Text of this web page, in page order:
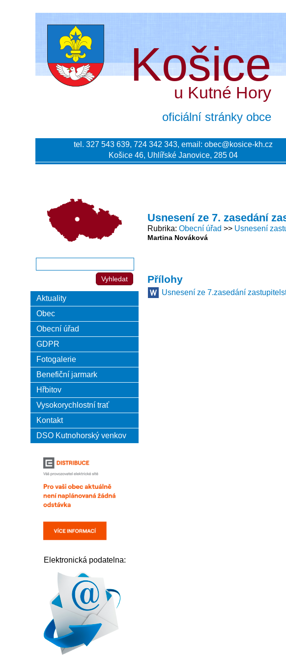
Košice
u Kutné Hory
oficiální stránky obce
tel. 327 543 639, 724 342 343, email: obec@kosice-kh.cz
Košice 46, Uhlířské Janovice, 285 04
Usnesení ze 7. zasedání
Rubrika Obecní úřad Usnesení
Martina Nováková
Přílohy
Usnesení ze 7.zasedání
Aktuality
Obec
Obecní úřad
GDPR
Fotogalerie
Benefiční jarmark
Hřbitov
Vysokorychlostní trať
Kontakt
DSO Kutnohorský venkov
Elektronická podatelna: